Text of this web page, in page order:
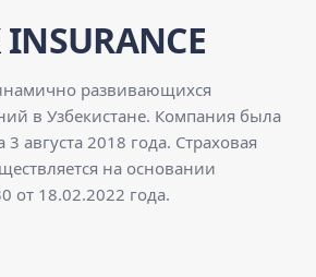
INSURANCE
развивающихся
в Узбекистане. Компания была
3 августа 2018 года. Страховая
на основании
от 18.02.2022 года.